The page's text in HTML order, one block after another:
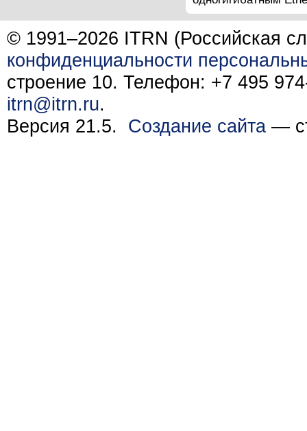
© 1991–2026 ITRN (Российская
конфиденциальности
строение 10. Телефон: +7 495
itrn@itrn.ru.
Версия 21.5. Создание сайта —